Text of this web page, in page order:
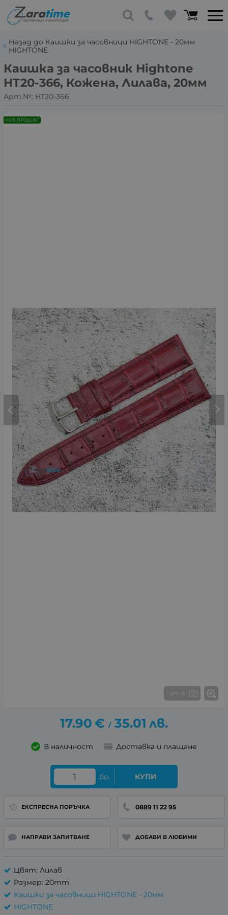
Назад до Каишки за часовници HIGHTONE - 20мм
HIGHTONE
Каишка за часовник Hightone
HT20-366, Кожена, Лилава, 20мм
Арт.№: HT20-366
1 от 4
НОВ ПРОДУКТ
17.90 € / 35.01 лв.
В наличност Доставка и плащане
бр. КУПИ
ЕКСПРЕСНА ПОРЪЧКА 0889 11 22 95
НАПРАВИ ЗАПИТВАНЕ ДОБАВИ В ЛЮБИМИ
Цвят: Лилав
Размер: 20mm
Каишки за часовници HIGHTONE - 20мм
HIGHTONE